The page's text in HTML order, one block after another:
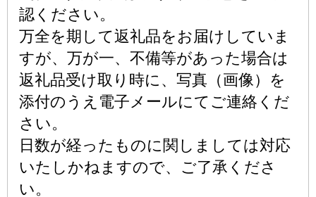
認ください。
万全を期して返礼品をお届けしていま
すが、万が一、不備等があった場合は
返礼品受け取り時に、写真（画像）を
添付のうえ電子メールにてご連絡くだ
さい。
日数が経ったものに関しましては対応
いたしかねますので、ご了承くださ
い。